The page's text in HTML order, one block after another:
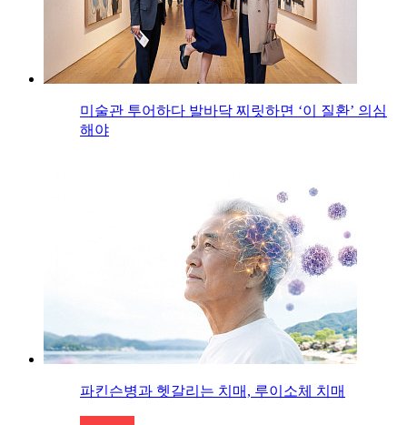
미술관 투어하다 발바닥 찌릿하면 ‘이 질환’ 의심
해야
파킨슨병과 헷갈리는 치매, 루이소체 치매